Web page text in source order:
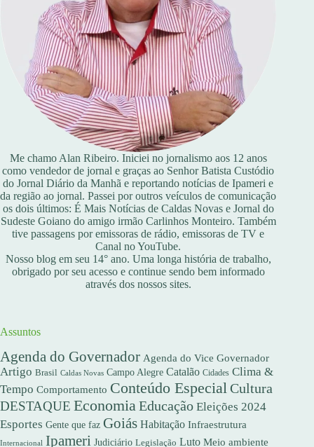
Me chamo Alan Ribeiro. Iniciei no jornalismo aos 12 anos
como vendedor de jornal e graças ao Senhor Batista Custódio
do Jornal Diário da Manhã e reportando notícias de Ipameri e
da região ao jornal. Passei por outros veículos de comunicação
os dois últimos: É Mais Notícias de Caldas Novas e Jornal do
Sudeste Goiano do amigo irmão Carlinhos Monteiro. Também
tive passagens por emissoras de rádio, emissoras de TV e
Canal no YouTube.
Nosso blog em seu 14° ano. Uma longa história de trabalho,
obrigado por seu acesso e continue sendo bem informado
através dos nossos sites.
Assuntos
Agenda do Governador Agenda do Vice Governador
Artigo Brasil Caldas Novas Campo Alegre Catalão Cidades Clima &
Tempo Comportamento Conteúdo EspecialCultura
DESTAQUE EconomiaEducação Eleições 2024
Esportes Gente que faz Goiás Habitação Infraestrutura
Internacional Ipameri Judiciário Legislação Luto Meio ambiente